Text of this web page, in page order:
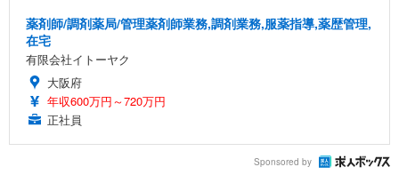
薬剤師/調剤薬局/管理薬剤師業務,調剤業務,服薬指導,薬歴管理,
在宅
有限会社イトーヤク
大阪府
年収600万円～720万円
正社員
Sponsored by